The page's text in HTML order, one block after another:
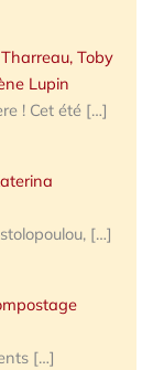
Toby
Lupin
! Cet été […]
[…]
[…]